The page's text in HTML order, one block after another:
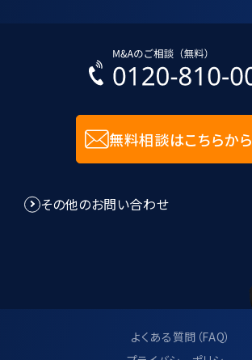
無料相談はこちらから
その他のお問い合わせ
よくある質問（FAQ）